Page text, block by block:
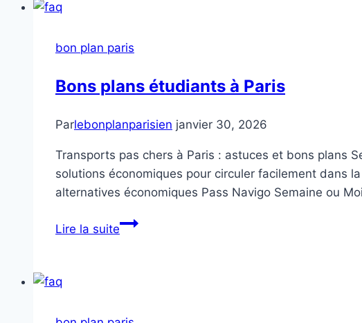
Hari
bon plan paris
Bons plans étudiants à Paris
Parlebonplanparisien janvier 30, 2026
Transports pas chers à Paris : astuces et bons plans
solutions économiques pour circuler facilement dans
alternatives économiques Pass Navigo Semaine ou
Lire la suiteBons